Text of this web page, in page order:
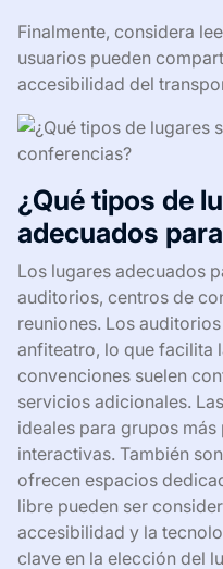
Finalmente, considera
usuarios pueden
accesibilidad del
¿Qué tipos de
adecuados
Los lugares adecuados
auditorios, centros de
reuniones. Los
anfiteatro, lo que facilita
convenciones suelen
servicios adicionales.
ideales para grupos
interactivas. También
ofrecen espacios
libre pueden ser
accesibilidad y la
clave en la elección del